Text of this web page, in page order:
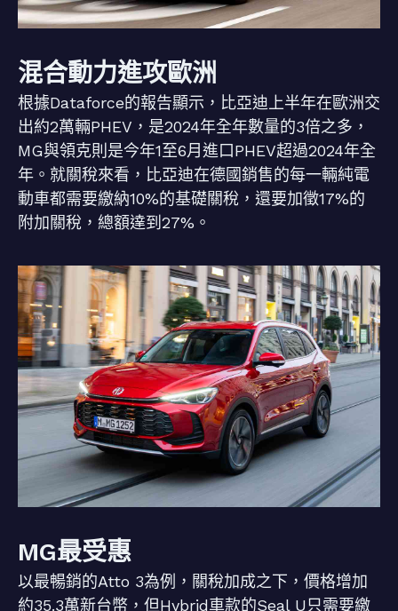
混合動力進攻歐洲
根據Dataforce的報告顯示，比亞迪上半年在歐洲交
出約2萬輛PHEV，是2024年全年數量的3倍之多，
MG與領克則是今年1至6月進口PHEV超過2024年全
年。就關稅來看，比亞迪在德國銷售的每一輛純電
動車都需要繳納10%的基礎關稅，還要加徵17%的
附加關稅，總額達到27%。
MG最受惠
以最暢銷的Atto 3為例，關稅加成之下，價格增加
約35.3萬新台幣，但Hybrid車款的Seal U只需要繳